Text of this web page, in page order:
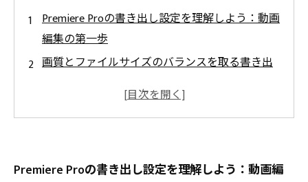
Premiere Proの書き出し設定を理解しよう：動画
編集の第一歩
画質とファイルサイズのバランスを取る書き出
再生環境に合わせた最適設定で視聴者満足度ア
な調整ポイント
Premiere Proの書き出し設定を理解しよう：動画編